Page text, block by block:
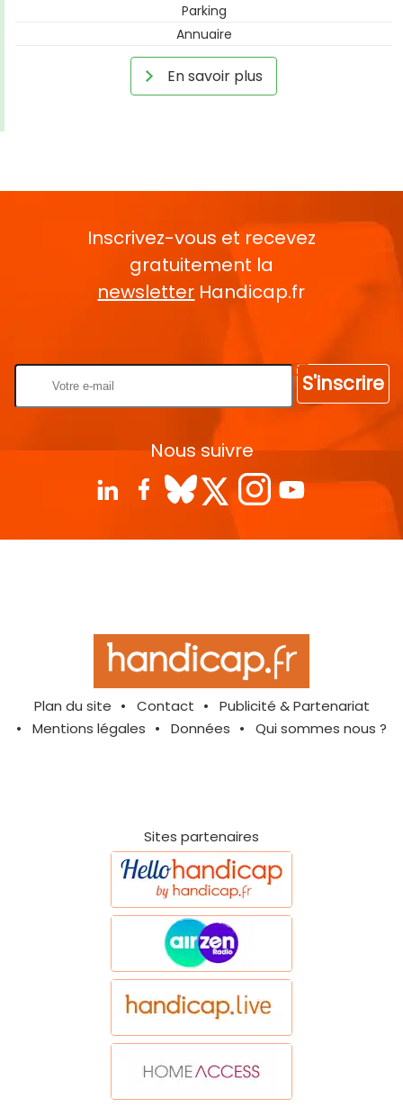
Parking
Annuaire
En savoir plus
Inscrivez-vous et recevez
gratuitement la
newsletter Handicap.fr
S'inscrire
Nous suivre
Plan du site Contact
Publicité & Partenariat
Mentions légales
Données Qui sommes nous ?
Sites partenaires